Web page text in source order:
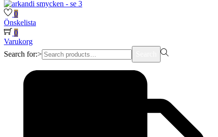
0
Önskelista
0
Varukorg
Search for:>